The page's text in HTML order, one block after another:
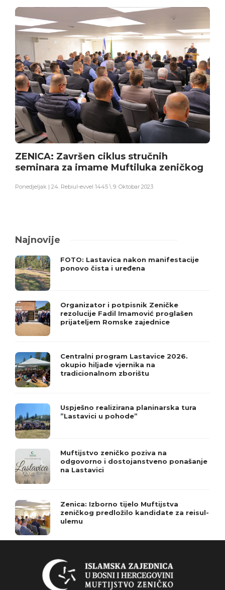
ZENICA: Završen ciklus stručnih
seminara za imame Muftiluka zeničkog
Ponedjeljak | 24. Rebiul-evvel 1445 \ 9. Oktobar 2023
Najnovije
FOTO: Lastavica nakon manifestacije
ponovo čista i uređena
Organizator i potpisnik Zeničke
rezolucije Fadil Imamović proglašen
prijateljem Romske zajednice
Centralni program Lastavice 2026.
okupio hiljade vjernika na
tradicionalnom zborištu
Uspješno realizirana planinarska tura
”Lastavici u pohode”
Muftijstvo zeničko poziva na
odgovorno i dostojanstveno ponašanje
na Lastavici
Zenica: Izborno tijelo Muftijstva
zeničkog predložilo kandidate za reisul-
ulemu